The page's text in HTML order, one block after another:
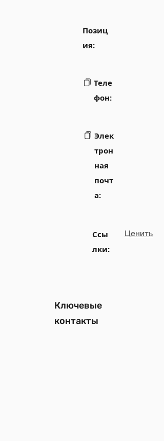
Позиц
ия:
Теле
фон:
Элек
трон
ная
почт
а:
Ссы
лки:
Ценить
Ключевые
контакты